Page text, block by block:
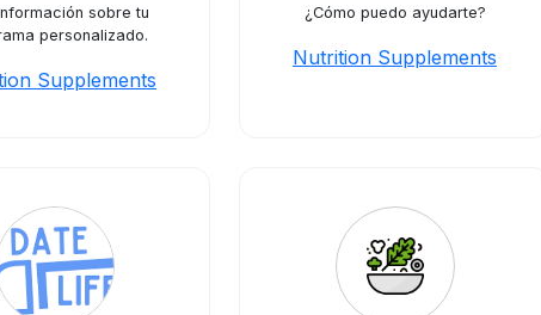
sobre tu
personalizado.
Supplements
¿Cómo puedo ayudarte?
Nutrition Supplements